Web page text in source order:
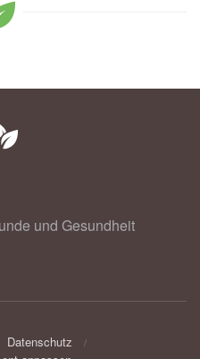
und Gesundheit
Datenschutz